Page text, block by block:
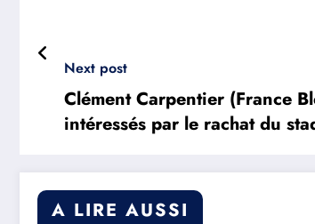
Next post
Clément Carpentier (France
intéressés par le rachat du
A LIRE AUSSI